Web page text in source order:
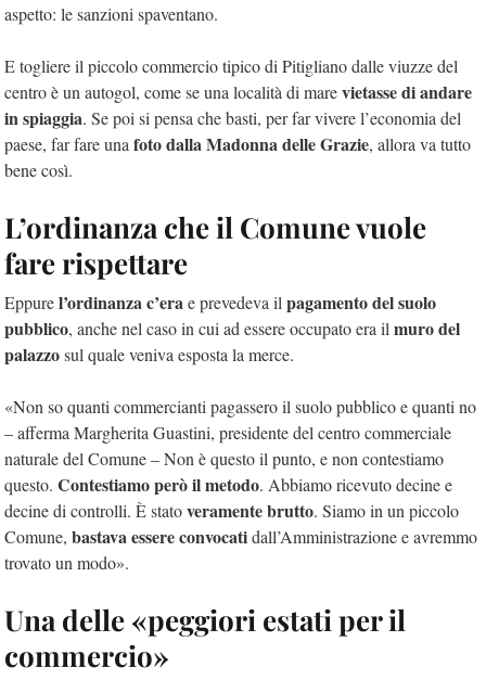
aspetto: le sanzioni spaventano.
E togliere il piccolo commercio tipico di Pitigliano dalle viuzze del
centro è un autogol, come se una località di marevietasse di andare
in spiaggia. Se poi si pensa che basti, per far vivere l’economia del
paese, far fare una foto dalla Madonna delle Grazie, allora va tutto
bene così.
L’ordinanza che il Comune vuole
fare rispettare
Eppurel’ordinanza c’erae prevedeva il pagamento del suolo
pubblico, anche nel caso in cui ad essere occupato era il muro del
palazzosul quale veniva esposta la merce.
«Non so quanti commercianti pagassero il suolo pubblico e quanti no
– afferma Margherita Guastini, presidente del centro commerciale
naturale del Comune – Non è questo il punto, e non contestiamo
questo. Contestiamo però il metodo. Abbiamo ricevuto decine e
decine di controlli. È statoveramente brutto. Siamo in un piccolo
Comune, bastava essere convocatidall’Amministrazione e avremmo
trovato un modo».
Una delle «peggiori estati per il
commercio»